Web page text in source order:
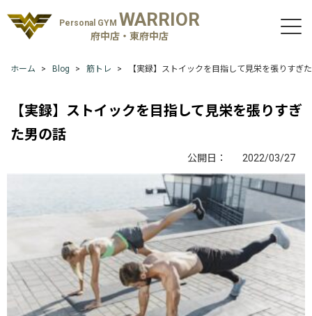
Personal GYM WARRIOR
府中店・東府中店
ホーム Blog 筋トレ 【実録】ストイックを目指して見栄を張りすぎ
【実録】ストイックを目指して見栄を張りすぎ
た男の話
公開日： 2022/03/27